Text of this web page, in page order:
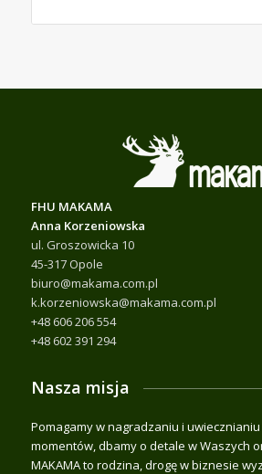
FHU MAKAMA
Anna Korzeniowska
ul. Groszowicka 10
45-317 Opole
biuro@makama.com.pl
k.korzeniowska@makama.com.pl
+48 606 206 554
+48 602 391 294
Nasza misja
Pomagamy w nagradzaniu i
momentów, dbamy o detale w Waszych
MAKAMA to rodzina, drogę w biznesie